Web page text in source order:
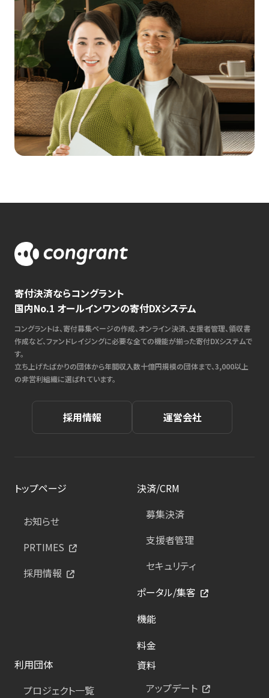
寄付決済ならコングラント
国内No.1 オールインワンの寄付DXシステム
コングラントは、寄付募集ページの作成、オンライン決済、支援者管理、領収書
作成など、ファンドレイジングに必要な全ての機能が揃った寄付DXシステムで
す。
立ち上げたばかりの団体から年間収入数十億円規模の団体まで、3,000以上
の非営利組織に選ばれています。
採用情報 運営会社
トップページ
お知らせ
PRTIMES
採用情報
決済/CRM
募集決済
支援者管理
セキュリティ
ポータル/集客
機能
料金
利用団体
プロジェクト一覧
資料
アップデート